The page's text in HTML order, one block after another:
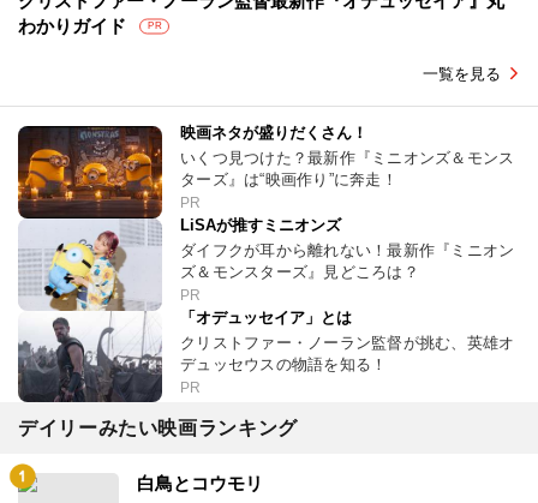
わかりガイド
PR
一覧を見る
映画ネタが盛りだくさん！
いくつ見つけた？最新作『ミニオンズ＆モンス
ターズ』は“映画作り”に奔走！
PR
LiSAが推すミニオンズ
ダイフクが耳から離れない！最新作『ミニオン
ズ＆モンスターズ』見どころは？
PR
「オデュッセイア」とは
クリストファー・ノーラン監督が挑む、英雄オ
デュッセウスの物語を知る！
PR
デイリーみたい映画ランキング
白鳥とコウモリ